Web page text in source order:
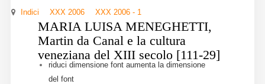
Home
Chi siamo
Direzione
Indici XXX 2006 XXX 2006 - 1
MARIA LUISA MENEGHETTI,
Martin da Canal e la cultura
veneziana del XIII secolo [111-29]
riduci dimensione font aumenta la dimensione
del font